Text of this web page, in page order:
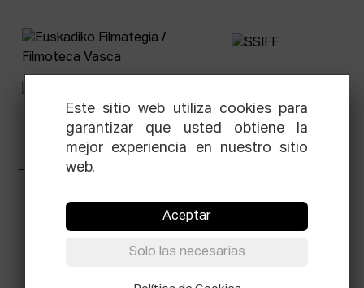
Tabakalera · Andre zigarrogileak plaza, 1
Este sitio web utiliza cookies para
garantizar que usted obtiene la
mejor experiencia en nuestro sitio
web.
Aceptar
Solo las necesarias